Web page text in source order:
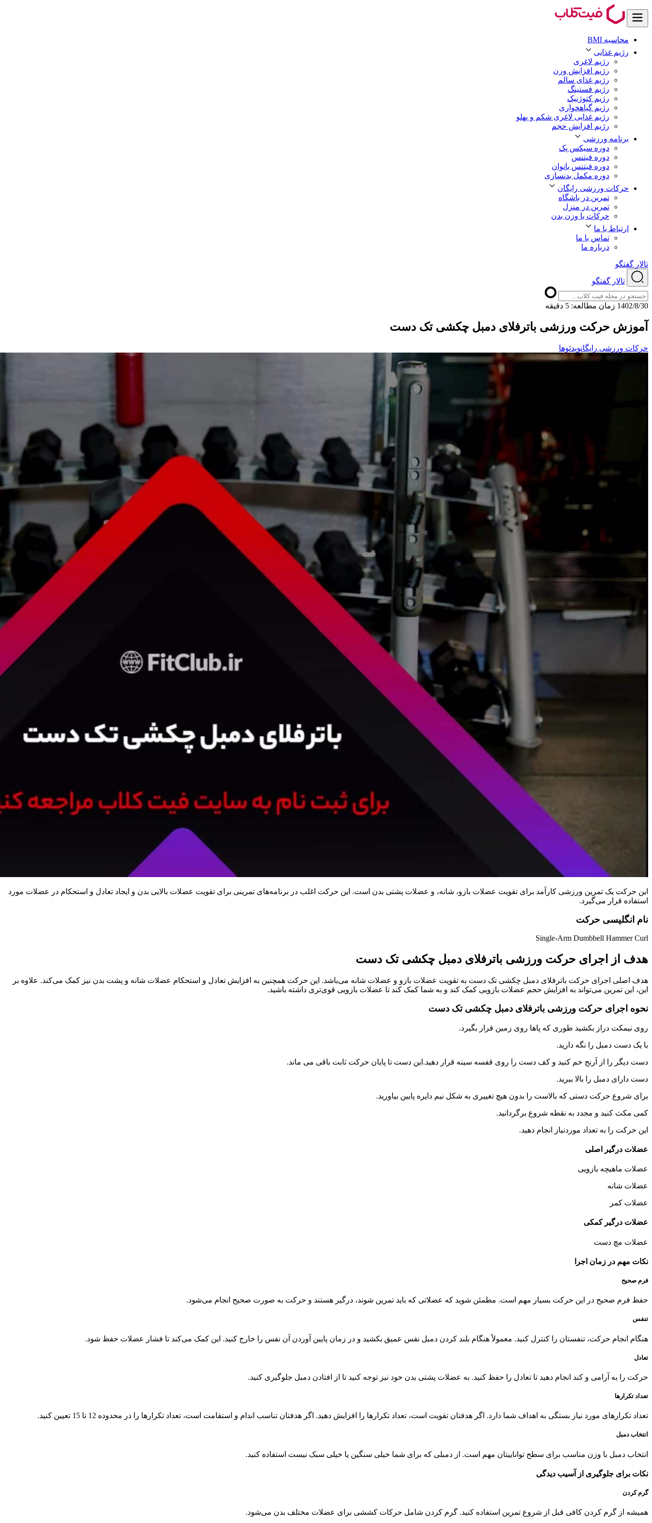
محاسبه BMI
رژیم غذایی
رژیم لاغری
رژیم افزایش وزن
رژیم غذای سالم
رژیم فستینگ
رژیم کتوژنیک
رژیم گیاهخواری
رژیم غذایی لاغری شکم و پهلو
رژیم افزایش حجم
برنامه ورزشی
دوره سیکس پک
دوره فیتنس
دوره فیتنس بانوان
دوره مکمل بدنسازی
حرکات ورزشی رایگان
تمرین در باشگاه
تمرین در منزل
حرکات با وزن بدن
ارتباط با ما
تماس با ما
درباره ما
تالار گفتگو
تالار گفتگو
1402/8/30 ﺯﻣﺎﻥ ﻣﻄﺎﻟﻌﻪ: 5 دقیقه
آموزش حرکت ورزشی باترفلای دمبل چکشی تک دست
حرکات ورزشی رایگانویدئوها
این حرکت یک تمرین ورزشی کارآمد برای تقویت عضلات بازو، شانه، و عضلات پشتی بدن است. این حرکت اغلب در برنامه‌های تمرینی برای تقویت عضلات بالایی بدن و ایجاد تعادل و استحکام در عضلات مورد
استفاده قرار می‌گیرد.
نام انگلیسی حرکت
Single-Arm Dumbbell Hammer Curl
هدف از اجرای حرکت ورزشی باترفلای دمبل چکشی تک دست
هدف اصلی اجرای حرکت باترفلای دمبل چکشی تک دست به تقویت عضلات بازو و عضلات شانه می‌باشد. این حرکت همچنین به افزایش تعادل و استحکام عضلات شانه و پشت بدن نیز کمک می‌کند. علاوه بر
این، این تمرین می‌تواند به افزایش حجم عضلات بازویی کمک کند و به شما کمک کند تا عضلات بازویی قوی‌تری داشته باشید.
نحوه اجرای حرکت ورزشی باترفلای دمبل چکشی تک دست
روی نیمکت دراز بکشید طوری که پاها روی زمین قرار بگیرد.
با یک دست دمبل را نگه دارید.
دست دیگر را از آرنج خم کنید و کف دست را روی قفسه سینه قرار دهید.این دست تا پایان حرکت ثابت باقی می ماند.
دست دارای دمبل را بالا ببرید.
برای شروع حرکت دستی که بالاست را بدون هیچ تغییری به شکل نیم دایره پایین بیاورید.
کمی مکث کنید و مجدد به نقطه شروع برگردانید.
این حرکت را به تعداد موردنیاز انجام دهید.
عضلات درگیر اصلی
عضلات ماهیچه بازویی
عضلات شانه
عضلات کمر
عضلات درگیر کمکی
عضلات مچ دست
نکات مهم در زمان اجرا
فرم صحیح
حفظ فرم صحیح در این حرکت بسیار مهم است. مطمئن شوید که عضلاتی که باید تمرین شوند، درگیر هستند و حرکت به صورت صحیح انجام می‌شود.
تنفس
هنگام انجام حرکت، تنفستان را کنترل کنید. معمولاً هنگام بلند کردن دمبل نفس عمیق بکشید و در زمان پایین آوردن آن نفس را خارج کنید. این کمک می‌کند تا فشار عضلات حفظ شود.
تعادل
حرکت را به آرامی و کند انجام دهید تا تعادل را حفظ کنید. به عضلات پشتی بدن خود نیز توجه کنید تا از افتادن دمبل جلوگیری کنید.
تعداد تکرارها
تعداد تکرارهای مورد نیاز بستگی به اهداف شما دارد. اگر هدفتان تقویت است، تعداد تکرارها را افزایش دهید. اگر هدفتان تناسب اندام و استقامت است، تعداد تکرارها را در محدوده 12 تا 15 تعیین کنید.
انتخاب دمبل
انتخاب دمبل با وزن مناسب برای سطح تواناییتان مهم است. از دمبلی که برای شما خیلی سنگین یا خیلی سبک نیست استفاده کنید.
نکات برای جلوگیری از آسیب دیدگی
گرم کردن
همیشه از گرم کردن کافی قبل از شروع تمرین استفاده کنید. گرم کردن شامل حرکات کششی برای عضلات مختلف بدن می‌شود.